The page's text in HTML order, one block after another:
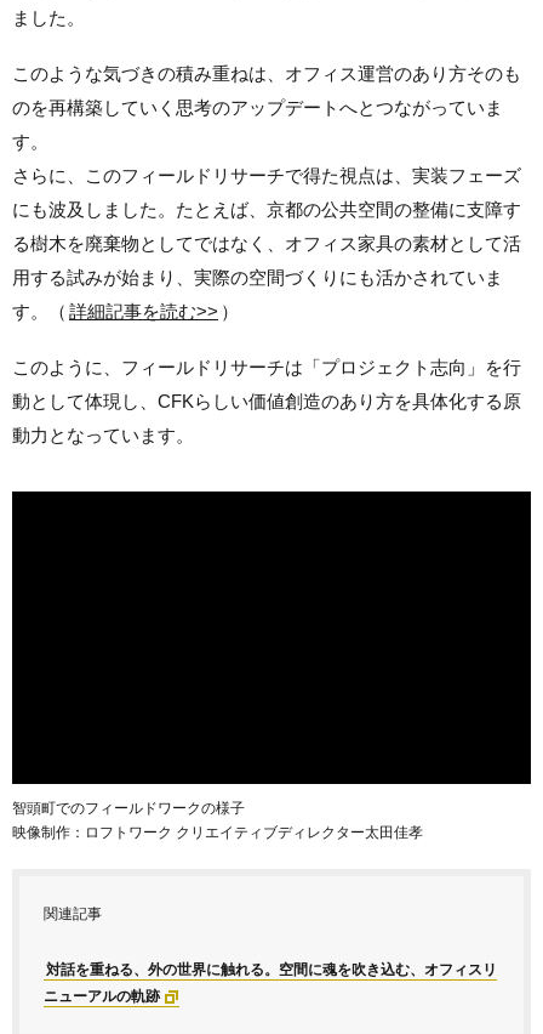
ました。
このような気づきの積み重ねは、オフィス運営のあり方そのも
のを再構築していく思考のアップデートへとつながっていま
す。
さらに、このフィールドリサーチで得た視点は、実装フェーズ
にも波及しました。たとえば、京都の公共空間の整備に支障す
る樹木を廃棄物としてではなく、オフィス家具の素材として活
用する試みが始まり、実際の空間づくりにも活かされていま
す。（ 詳細記事を読む>> ）
このように、フィールドリサーチは「プロジェクト志向」を行
動として体現し、CFKらしい価値創造のあり方を具体化する原
動力となっています。
智頭町でのフィールドワークの様子
映像制作：ロフトワーク クリエイティブディレクター太田佳孝
関連記事
対話を重ねる、外の世界に触れる。空間に魂を吹き込む、オフィスリ
ニューアルの軌跡